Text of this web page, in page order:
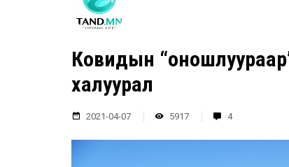
Ковидын
халуурал
2021-04-07 5917 4